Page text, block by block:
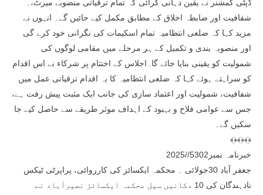
ڈپٹی کمشنر نے یقین دہانی کرائی کہ تمام ترقیاتی منصوبے میرٹ،۔
شفافیت اور ضابطہ اخلاق کے مطابق مکمل کیے جائیں گے۔ انہوں نے
مزید کہا کہ ضلعی انتظامیہ تمام اسکیمات کی نگرانی خود کرے گی
اور منصوبہ بندی و تکمیل کے ہر مرحلے میں مقامی لوگوں کی
شمولیت کو یقینی بنایا جائے گا۔اجلاس کے اختتام پر شرکاء نے اس اقدام
کو سراہتے ہوئے کہا کہ ضلعی انتظامیہ کا یہ اقدام ترقیاتی عمل میں
شفافیت، شمولیت اور اعتماد سازی کی جانب ایک مثبت پیش رفت ہے،
جس سے عوامی فلاح و بہبود کے اہداف موثر طریقے سے حاصل کیے جا
سکیں گے۔
﴾﴿﴾﴿﴾﴿
خبرنامہ نمبر5302//2025
جعفر آباد 30جولائی ۔ محکمہ ایکسائز کی کارروائی، پراپرٹی ٹیکس
نادہندگان کی 10 دکانیں سیل محکمہ ایکسائز نصیرآباد نے